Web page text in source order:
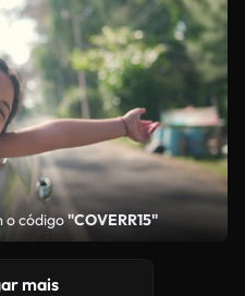
o código"COVERR15"
mais